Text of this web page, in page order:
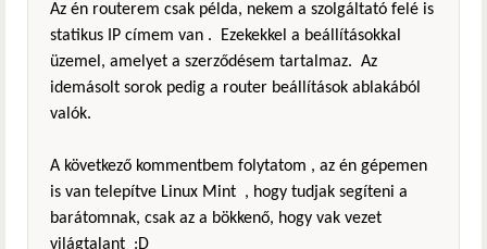
Az én routerem csak példa, nekem a szolgáltató felé is
statikus IP címem van . Ezekekkel a beállításokkal
üzemel, amelyet a szerződésem tartalmaz. Az
idemásolt sorok pedig a router beállítások ablakából
valók.
A következő kommentbem folytatom , az én gépemen
is van telepítve Linux Mint , hogy tudjak segíteni a
barátomnak, csak az a bökkenő, hogy vak vezet
világtalant :D